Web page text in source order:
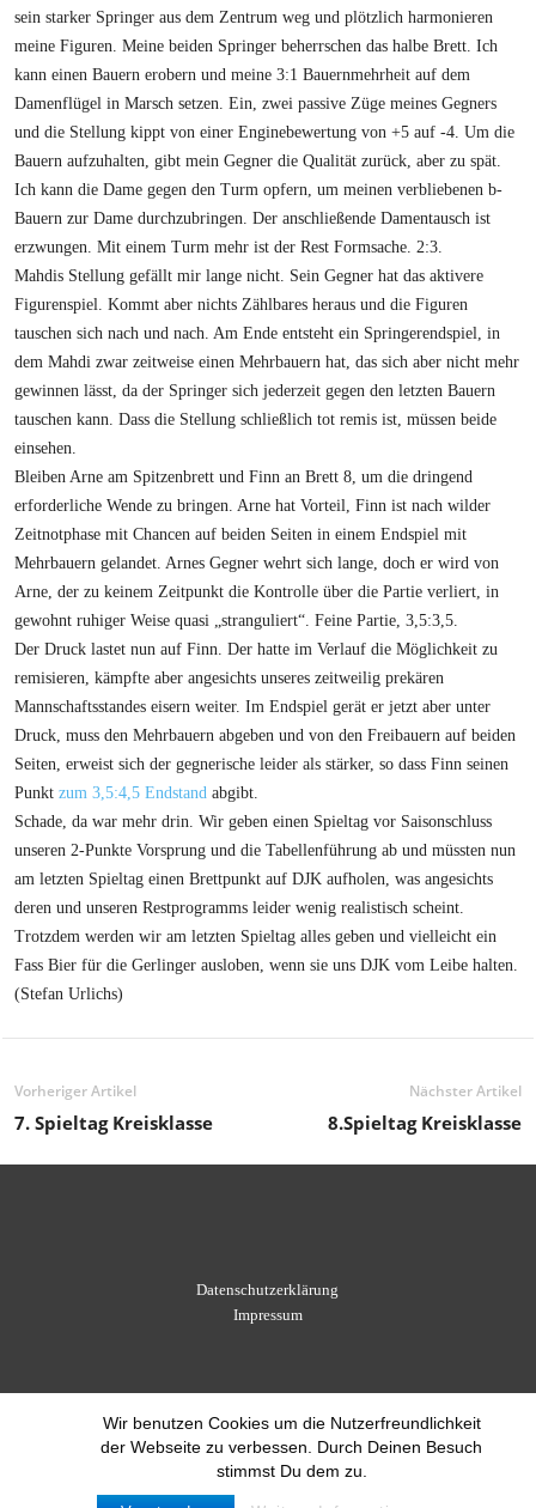
Wir benutzen Cookies um die Nutzerfreundlichkeit
der Webseite zu verbessen. Durch Deinen Besuch
stimmst Du dem zu.
sein starker Springer aus dem Zentrum weg und plötzlich harmonieren
meine Figuren. Meine beiden Springer beherrschen das halbe Brett. Ich
kann einen Bauern erobern und meine 3:1 Bauernmehrheit auf dem
Damenflügel in Marsch setzen. Ein, zwei passive Züge meines Gegners
und die Stellung kippt von einer Enginebewertung von +5 auf -4. Um die
Bauern aufzuhalten, gibt mein Gegner die Qualität zurück, aber zu spät.
Ich kann die Dame gegen den Turm opfern, um meinen verbliebenen b-
Bauern zur Dame durchzubringen. Der anschließende Damentausch ist
erzwungen. Mit einem Turm mehr ist der Rest Formsache. 2:3.
Mahdis Stellung gefällt mir lange nicht. Sein Gegner hat das aktivere
Figurenspiel. Kommt aber nichts Zählbares heraus und die Figuren
tauschen sich nach und nach. Am Ende entsteht ein Springerendspiel, in
dem Mahdi zwar zeitweise einen Mehrbauern hat, das sich aber nicht mehr
gewinnen lässt, da der Springer sich jederzeit gegen den letzten Bauern
tauschen kann. Dass die Stellung schließlich tot remis ist, müssen beide
einsehen.
Bleiben Arne am Spitzenbrett und Finn an Brett 8, um die dringend
erforderliche Wende zu bringen. Arne hat Vorteil, Finn ist nach wilder
Zeitnotphase mit Chancen auf beiden Seiten in einem Endspiel mit
Mehrbauern gelandet. Arnes Gegner wehrt sich lange, doch er wird von
Arne, der zu keinem Zeitpunkt die Kontrolle über die Partie verliert, in
gewohnt ruhiger Weise quasi „stranguliert“. Feine Partie, 3,5:3,5.
Der Druck lastet nun auf Finn. Der hatte im Verlauf die Möglichkeit zu
remisieren, kämpfte aber angesichts unseres zeitweilig prekären
Mannschaftsstandes eisern weiter. Im Endspiel gerät er jetzt aber unter
Druck, muss den Mehrbauern abgeben und von den Freibauern auf beiden
Seiten, erweist sich der gegnerische leider als stärker, so dass Finn seinen
Punktzum 3,5:4,5 Endstand abgibt.
Schade, da war mehr drin. Wir geben einen Spieltag vor Saisonschluss
unseren 2-Punkte Vorsprung und die Tabellenführung ab und müssten nun
am letzten Spieltag einen Brettpunkt auf DJK aufholen, was angesichts
deren und unseren Restprogramms leider wenig realistisch scheint.
Trotzdem werden wir am letzten Spieltag alles geben und vielleicht ein
Fass Bier für die Gerlinger ausloben, wenn sie uns DJK vom Leibe halten.
(Stefan Urlichs)
Vorheriger Artikel
7. Spieltag Kreisklasse
Nächster Artikel
8.Spieltag Kreisklasse
Datenschutzerklärung
Impressum